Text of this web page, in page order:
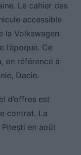
Le cahier des
accessible
la Volkswagen
l’époque. Ce
en référence à
Dacie.
d’offres est
contrat. La
en août